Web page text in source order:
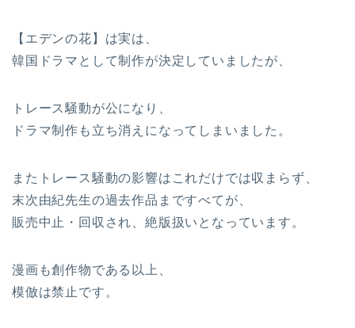
【エデンの花】は実は、
韓国ドラマとして制作が決定していましたが、
トレース騒動が公になり、
ドラマ制作も立ち消えになってしまいました。
またトレース騒動の影響はこれだけでは収まらず、
末次由紀先生の過去作品まですべてが、
販売中止・回収され、絶版扱いとなっています。
漫画も創作物である以上、
模倣は禁止です。